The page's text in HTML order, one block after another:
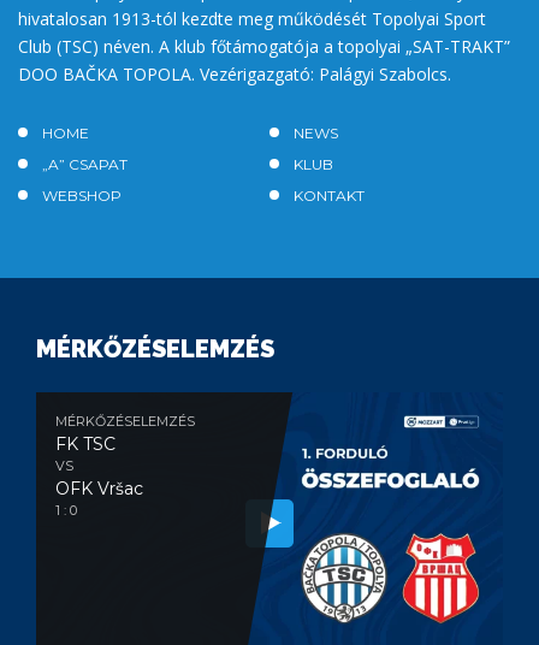
hivatalosan 1913-tól kezdte meg működését Topolyai Sport
Club (TSC) néven. A klub főtámogatója a topolyai „SAT-TRAKT”
DOO BAČKA TOPOLA. Vezérigazgató: Palágyi Szabolcs.
HOME
NEWS
„A” CSAPAT
KLUB
WEBSHOP
KONTAKT
MÉRKŐZÉSELEMZÉS
MÉRKŐZÉSELEMZÉS
FK TSC
VS
OFK Vršac
1 : 0